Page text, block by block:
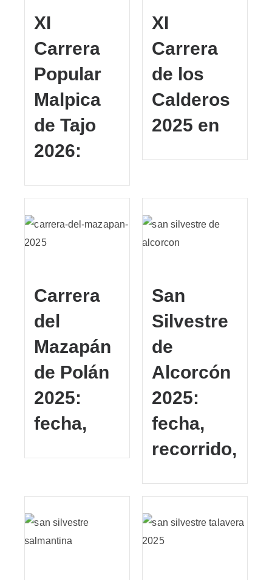
XI
Carrera
Popular
Malpica
de Tajo
2026:
XI
Carrera
de los
Calderos
2025 en
Carrera
del
Mazapán
de Polán
2025:
fecha,
San
Silvestre
de
Alcorcón
2025:
fecha,
recorrido,